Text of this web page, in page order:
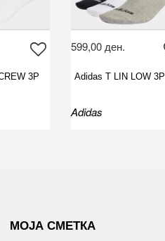
3P
599,00 ден.
Adidas T LIN LOW 3P
Adidas
МОЈА СМЕТКА